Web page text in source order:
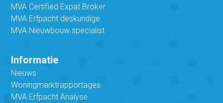
MVA Certified Expat Broker
MVA Erfpacht deskundige
MVA Nieuwbouw specialist
Informatie
Nieuws
Woningmarktrapportages
MVA Erfpacht Analyse